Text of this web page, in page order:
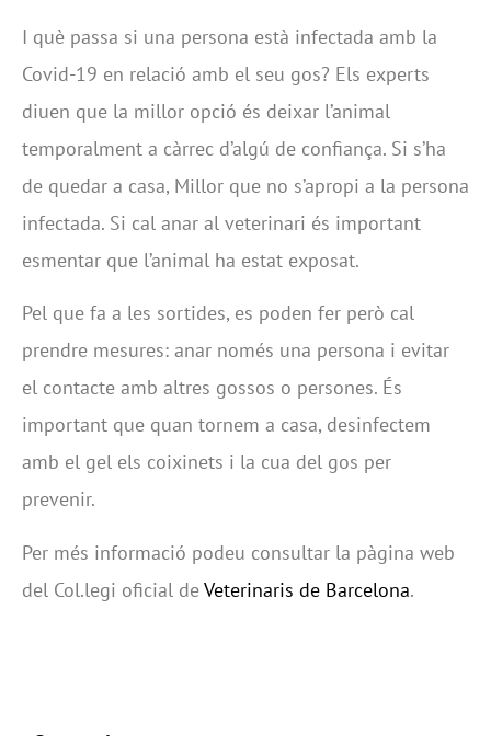
I què passa si una persona està infectada amb la
Covid-19 en relació amb el seu gos? Els experts
diuen que la millor opció és deixar l’animal
temporalment a càrrec d’algú de confiança. Si s’ha
de quedar a casa, Millor que no s’apropi a la persona
infectada. Si cal anar al veterinari és important
esmentar que l’animal ha estat exposat.
Pel que fa a les sortides, es poden fer però cal
prendre mesures: anar només una persona i evitar
el contacte amb altres gossos o persones. És
important que quan tornem a casa, desinfectem
amb el gel els coixinets i la cua del gos per
prevenir.
Per més informació podeu consultar la pàgina web
del Col.legi oficial deVeterinaris de Barcelona.